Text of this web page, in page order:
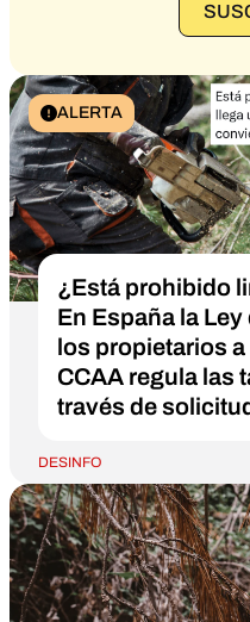
ALERTA
¿Está prohibido
En España la
los propietarios
CCAA regula las
través de
DESINFO